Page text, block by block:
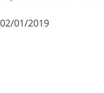
02/01/2019